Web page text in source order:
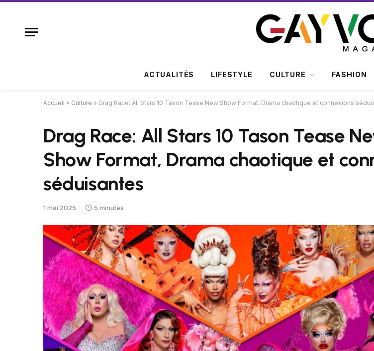
ACTUALITÉS LIFESTYLE CULTURE FASHION
Accueil » Culture » Drag Race: All Stars 10 Tason Tease New Show Format, Drama chaotique et connexions
Drag Race: All Stars 10 Tason Tease
Show Format, Drama chaotique et
séduisantes
1 mai 2025 5 minutes